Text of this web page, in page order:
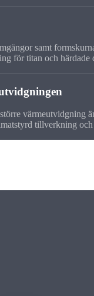
samt
för titan och härdade
värmeutvidgning
tillverkning och